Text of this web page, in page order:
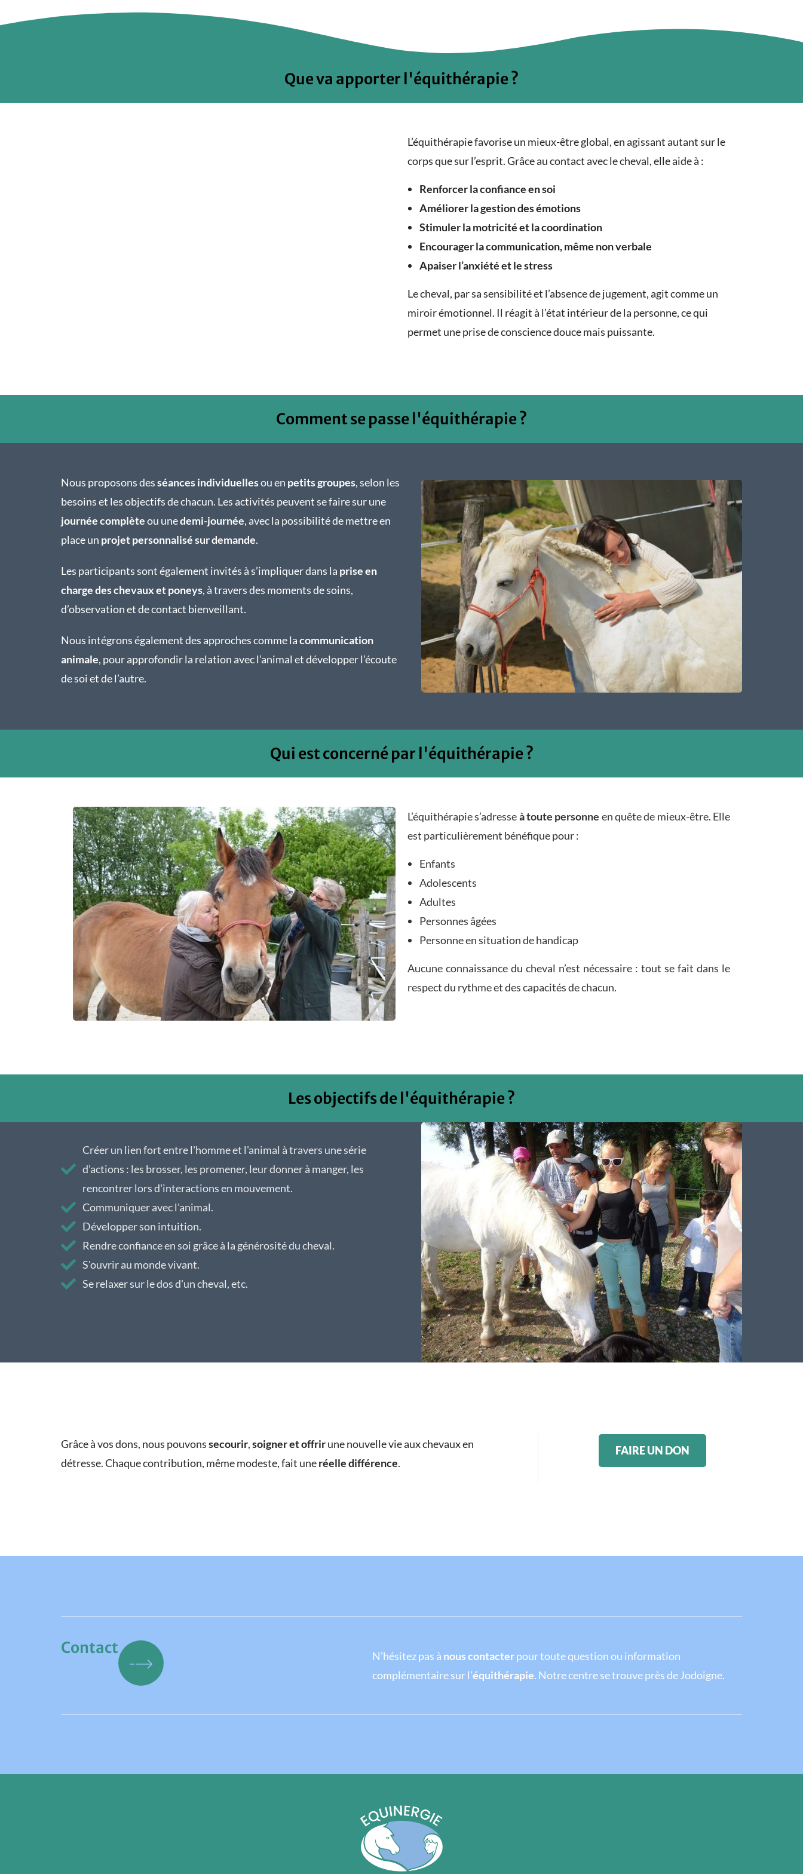
Que va apporter l'équithérapie ?
L’équithérapie favorise un mieux-être global, en agissant autant sur le
corps que sur l’esprit. Grâce au contact avec le cheval, elle aide à :
Renforcer la confiance en soi
Améliorer la gestion des émotions
Stimuler la motricité et la coordination
Encourager la communication, même non verbale
Apaiser l’anxiété et le stress
Le cheval, par sa sensibilité et l’absence de jugement, agit comme un
miroir émotionnel. Il réagit à l’état intérieur de la personne, ce qui
permet une prise de conscience douce mais puissante.
Comment se passe l'équithérapie ?
Nous proposons desséances individuellesou en petits groupes, selon les
besoins et les objectifs de chacun. Les activités peuvent se faire sur une
journée complèteou unedemi-journée, avec la possibilité de mettre en
place un projet personnalisé sur demande.
Les participants sont également invités à s’impliquer dans la prise en
charge des chevaux et poneys, à travers des moments de soins,
d’observation et de contact bienveillant.
Nous intégrons également des approches comme lacommunication
animale, pour approfondir la relation avec l’animal et développer l’écoute
de soi et de l’autre.
Qui est concerné par l'équithérapie ?
L’équithérapie s’adresseà toute personne en quête de mieux-être. Elle
est particulièrement bénéfique pour :
Enfants
Adolescents
Adultes
Personnes âgées
Personne en situation de handicap
Aucune connaissance du cheval n’est nécessaire : tout se fait dans le
respect du rythme et des capacités de chacun.
Les objectifs de l'équithérapie ?
Créer un lien fort entre l'homme et l'animal à travers une série
d’actions : les brosser, les promener, leur donner à manger, les
rencontrer lors d'interactions en mouvement.
Communiquer avec l'animal.
Développer son intuition.
Rendre confiance en soi grâce à la générosité du cheval.
S'ouvrir au monde vivant.
Se relaxer sur le dos d'un cheval, etc.
Grâce à vos dons, nous pouvonssecourir,soigner et offrirune nouvelle vie aux chevaux en
détresse. Chaque contribution, même modeste, fait uneréelle différence.
FAIRE UN DON
Contact N’hésitez pas à nous contacterpour toute question ou information
complémentaire sur l’équithérapie. Notre centre se trouve près de Jodoigne.